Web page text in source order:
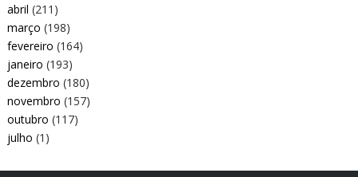
abril (211)
março (198)
fevereiro (164)
janeiro (193)
dezembro (180)
novembro (157)
outubro (117)
julho (1)